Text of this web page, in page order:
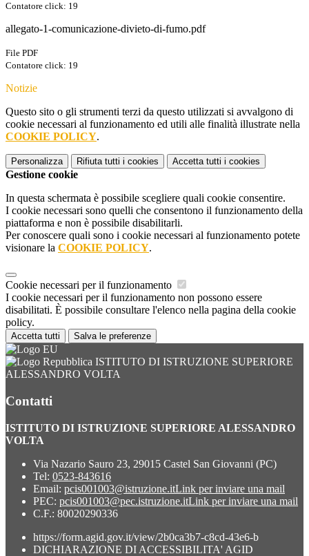
Contatore click: 19
allegato-1-comunicazione-divieto-di-fumo.pdf
File PDF
Contatore click: 19
Notizie
Questo sito o gli strumenti terzi da questo utilizzati si avvalgono di
cookie necessari al funzionamento ed utili alle finalità illustrate nella
COOKIE POLICY.
Personalizza Rifiuta tutti i cookies Accetta tutti i cookies
Gestione cookie
In questa schermata è possibile scegliere quali cookie consentire.
I cookie necessari sono quelli che consentono il funzionamento della
piattaforma e non è possibile disabilitarli.
Per conoscere quali sono i cookie necessari al funzionamento potete
visionare la COOKIE POLICY.
Cookie necessari per il funzionamento
I cookie necessari per il funzionamento non possono essere
disabilitati. È possibile consultare l'elenco nella pagina della cookie
policy.
Accetta tutti Salva le preferenze
ISTITUTO DI ISTRUZIONE SUPERIORE
ALESSANDRO VOLTA
Contatti
ISTITUTO DI ISTRUZIONE SUPERIORE ALESSANDRO
VOLTA
Via Nazario Sauro 23, 29015 Castel San Giovanni (PC)
Tel: 0523-843616
Email: pcis001003@istruzione.itLink per inviare una mail
PEC: pcis001003@pec.istruzione.itLink per inviare una mail
C.F.: 80020290336
https://form.agid.gov.it/view/2b0ca3b7-c8cd-43e6-b
DICHIARAZIONE DI ACCESSIBILITA' AGID